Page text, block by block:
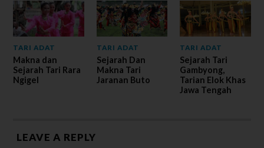
TARI ADAT
Makna dan
Sejarah Tari Rara
Ngigel
TARI ADAT
Sejarah Dan
Makna Tari
Jaranan Buto
TARI ADAT
Sejarah Tari
Gambyong,
Tarian Elok Khas
Jawa Tengah
LEAVE A REPLY